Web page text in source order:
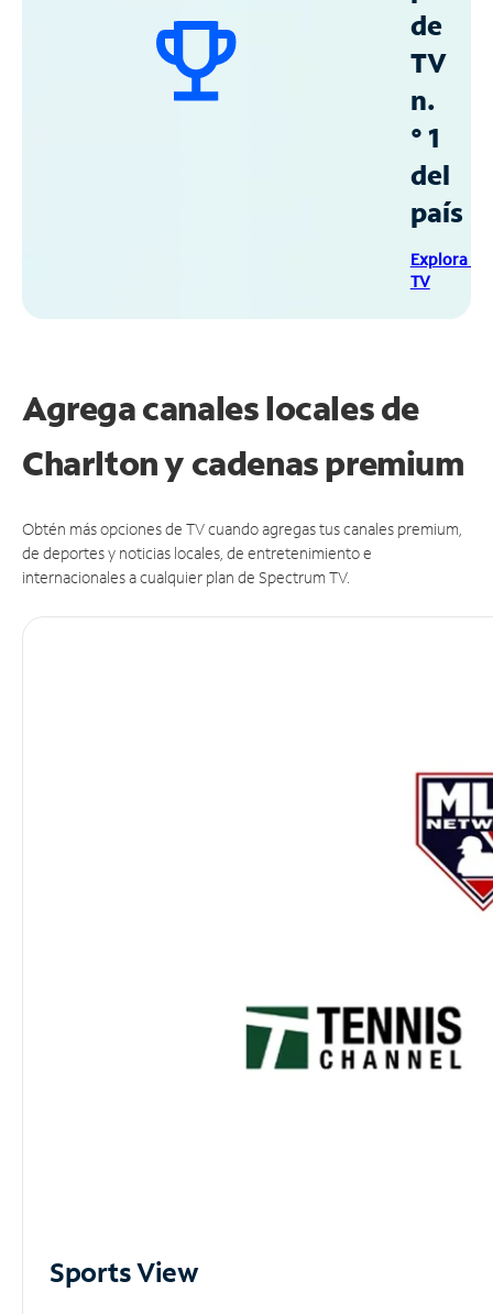
de
TV
n.
° 1
del
país
Explora
TV
Agrega canales locales de
Charlton y cadenas premium
Obtén más opciones de TV cuando agregas tus canales premium,
de deportes y noticias locales, de entretenimiento e
internacionales a cualquier plan de Spectrum TV.
Sports View